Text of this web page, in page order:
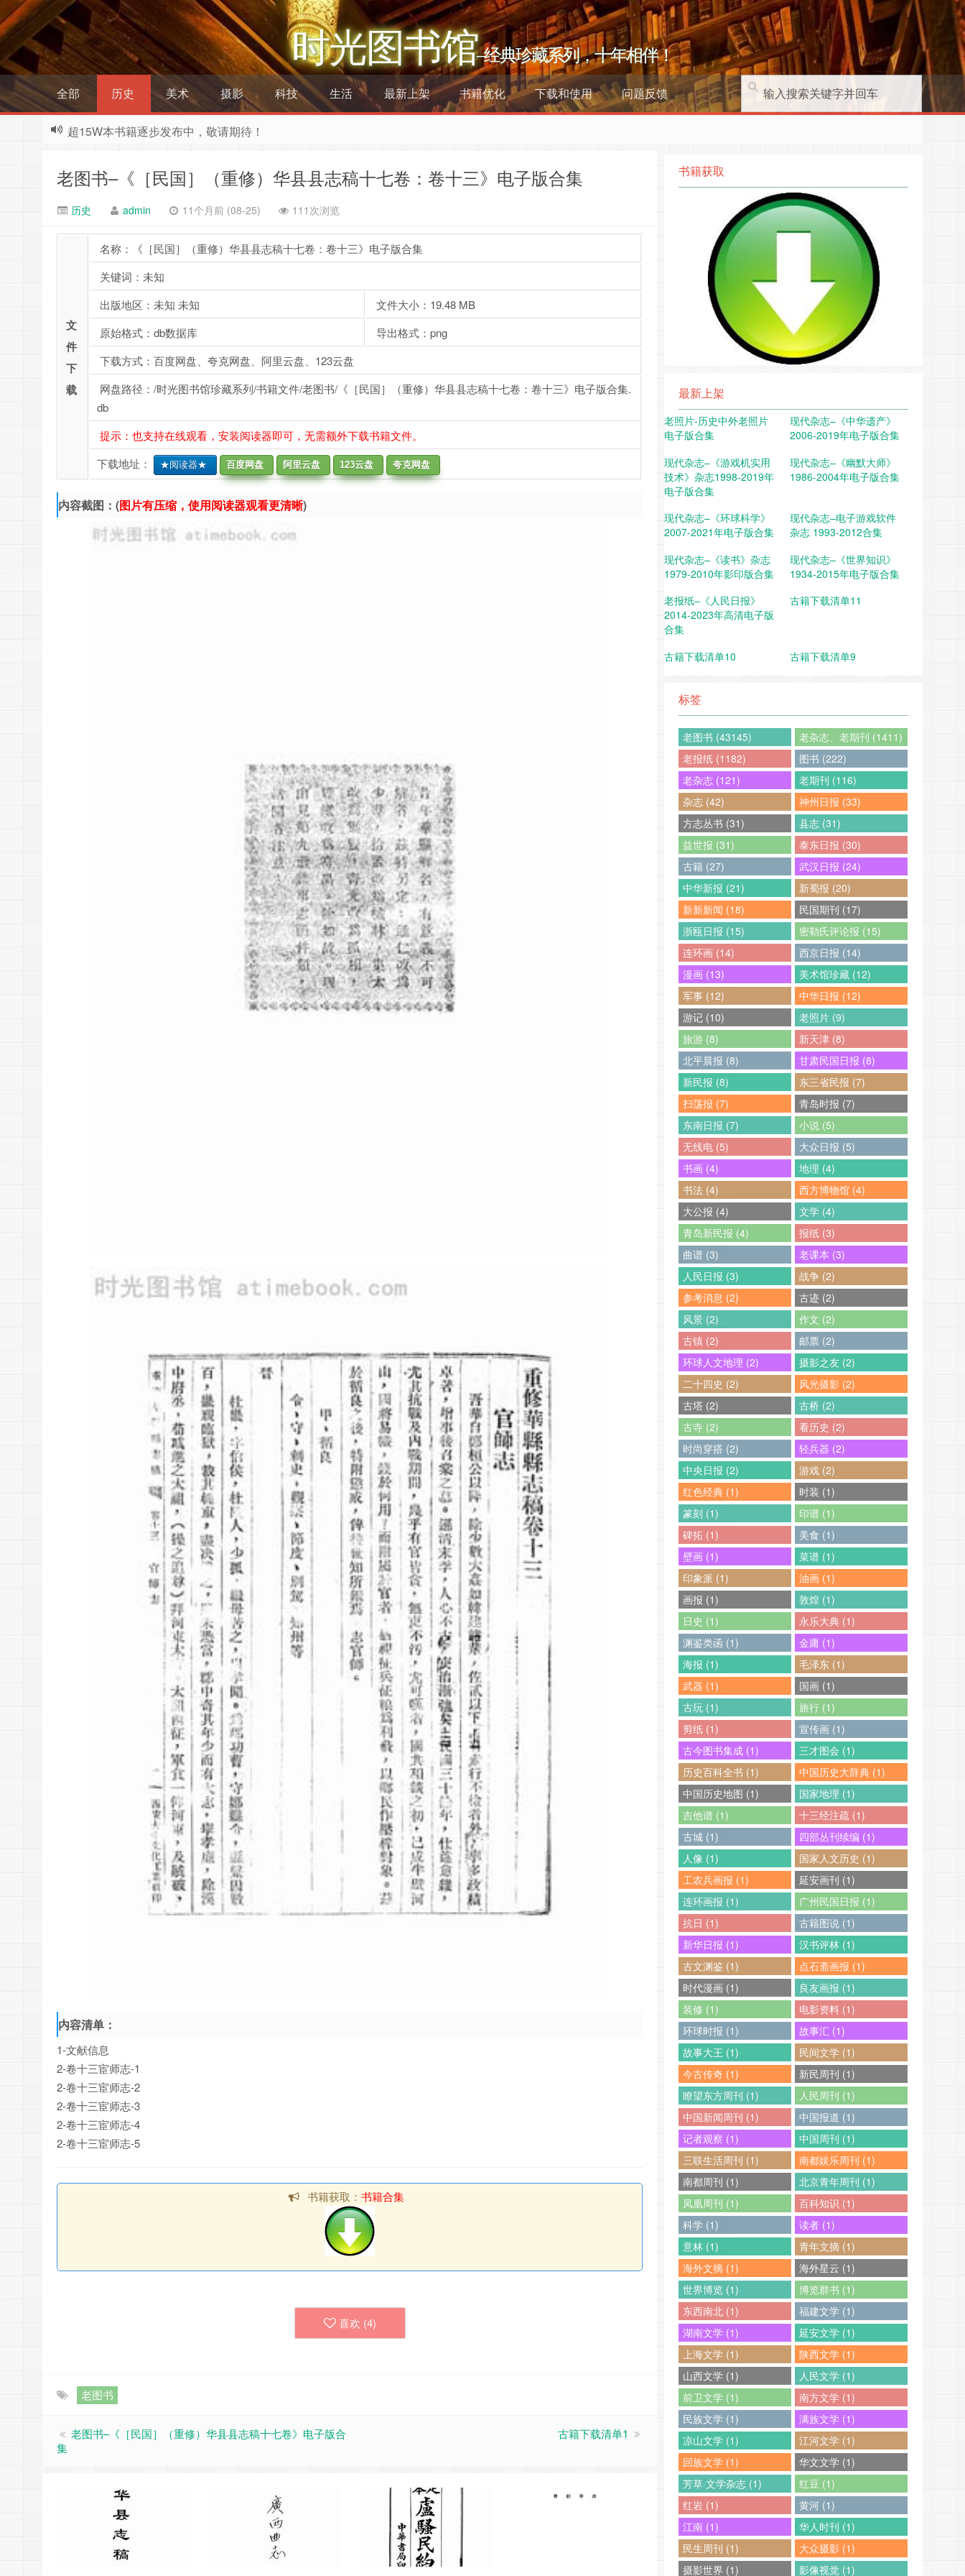
时光图书馆–经典珍藏系列，十年相伴！
全部 历史 美术 摄影 科技 生活 最新上架 书籍优化 下载和使用 问题反馈
超15W本书籍逐步发布中，敬请期待！
老图书–《［民国］（重修）华县县志稿十七卷：卷十三》电子版合集
历史 admin 11个月前 (08-25) 111次浏览
文
件
下
载
名称：《［民国］（重修）华县县志稿十七卷：卷十三》电子版合集
关键词：未知
出版地区：未知 未知
文件大小：19.48 MB
原始格式：db数据库
导出格式：png
下载方式：百度网盘、夸克网盘、阿里云盘、123云盘
网盘路径：/时光图书馆珍藏系列/书籍文件/老图书/《［民国］（重修）华县县志稿十七卷：卷十三》电子版合集.
db
提示：也支持在线观看，安装阅读器即可，无需额外下载书籍文件。
下载地址：
★阅读器★ 百度网盘 阿里云盘 123云盘 夸克网盘
内容截图：(图片有压缩，使用阅读器观看更清晰)
内容清单：
1-文献信息
2-卷十三宦师志-1
2-卷十三宦师志-2
2-卷十三宦师志-3
2-卷十三宦师志-4
2-卷十三宦师志-5
书籍获取： 书籍合集
喜欢 (4)
老图书
老图书–《［民国］（重修）华县县志稿十七卷》电子版合
集
古籍下载清单1
书籍获取
最新上架
老照片-历史中外老照片
电子版合集
现代杂志–《中华遗产》
2006-2019年电子版合集
现代杂志–《游戏机实用
技术》杂志1998-2019年
电子版合集
现代杂志–《幽默大师》
1986-2004年电子版合集
现代杂志–《环球科学》
2007-2021年电子版合集
现代杂志–电子游戏软件
杂志 1993-2012合集
现代杂志–《读书》杂志
1979-2010年影印版合集
现代杂志–《世界知识》
1934-2015年电子版合集
老报纸–《人民日报》
2014-2023年高清电子版
合集
古籍下载清单11
古籍下载清单10 古籍下载清单9
标签
老图书 (43145)
老杂志、老期刊 (1411)
老报纸 (1182)
图书 (222)
老杂志 (121)
老期刊 (116)
杂志 (42)
神州日报 (33)
方志丛书 (31)
县志 (31)
益世报 (31)
泰东日报 (30)
古籍 (27)
武汉日报 (24)
中华新报 (21)
新蜀报 (20)
新新新闻 (18)
民国期刊 (17)
浙瓯日报 (15)
密勒氏评论报 (15)
连环画 (14)
西京日报 (14)
漫画 (13)
美术馆珍藏 (12)
军事 (12)
中华日报 (12)
游记 (10)
老照片 (9)
旅游 (8)
新天津 (8)
北平晨报 (8)
甘肃民国日报 (8)
新民报 (8)
东三省民报 (7)
扫荡报 (7)
青岛时报 (7)
东南日报 (7)
小说 (5)
无线电 (5)
大众日报 (5)
书画 (4)
地理 (4)
书法 (4)
西方博物馆 (4)
大公报 (4)
文学 (4)
青岛新民报 (4)
报纸 (3)
曲谱 (3)
老课本 (3)
人民日报 (3)
战争 (2)
参考消息 (2)
古迹 (2)
风景 (2)
作文 (2)
古镇 (2)
邮票 (2)
环球人文地理 (2)
摄影之友 (2)
二十四史 (2)
风光摄影 (2)
古塔 (2)
古桥 (2)
古寺 (2)
看历史 (2)
时尚穿搭 (2)
轻兵器 (2)
中央日报 (2)
游戏 (2)
红色经典 (1)
时装 (1)
篆刻 (1)
印谱 (1)
碑拓 (1)
美食 (1)
壁画 (1)
菜谱 (1)
印象派 (1)
油画 (1)
画报 (1)
敦煌 (1)
日史 (1)
永乐大典 (1)
渊鉴类函 (1)
金庸 (1)
海报 (1)
毛泽东 (1)
武器 (1)
国画 (1)
古玩 (1)
旅行 (1)
剪纸 (1)
宣传画 (1)
古今图书集成 (1)
三才图会 (1)
历史百科全书 (1)
中国历史大辞典 (1)
中国历史地图 (1)
国家地理 (1)
吉他谱 (1)
十三经注疏 (1)
古城 (1)
四部丛刊续编 (1)
人像 (1)
国家人文历史 (1)
工农兵画报 (1)
延安画刊 (1)
连环画报 (1)
广州民国日报 (1)
抗日 (1)
古籍图说 (1)
新华日报 (1)
汉书评林 (1)
古文渊鉴 (1)
点石斋画报 (1)
时代漫画 (1)
良友画报 (1)
装修 (1)
电影资料 (1)
环球时报 (1)
故事汇 (1)
故事大王 (1)
民间文学 (1)
今古传奇 (1)
新民周刊 (1)
瞭望东方周刊 (1)
人民周刊 (1)
中国新闻周刊 (1)
中国报道 (1)
记者观察 (1)
中国周刊 (1)
三联生活周刊 (1)
南都娱乐周刊 (1)
南都周刊 (1)
北京青年周刊 (1)
凤凰周刊 (1)
百科知识 (1)
科学 (1)
读者 (1)
意林 (1)
青年文摘 (1)
海外文摘 (1)
海外星云 (1)
世界博览 (1)
博览群书 (1)
东西南北 (1)
福建文学 (1)
湖南文学 (1)
延安文学 (1)
上海文学 (1)
陕西文学 (1)
山西文学 (1)
人民文学 (1)
前卫文学 (1)
南方文学 (1)
民族文学 (1)
满族文学 (1)
凉山文学 (1)
江河文学 (1)
回族文学 (1)
华文文学 (1)
芳草·文学杂志 (1)
红豆 (1)
红岩 (1)
黄河 (1)
江南 (1)
华人时刊 (1)
民生周刊 (1)
大众摄影 (1)
摄影世界 (1)
影像视觉 (1)